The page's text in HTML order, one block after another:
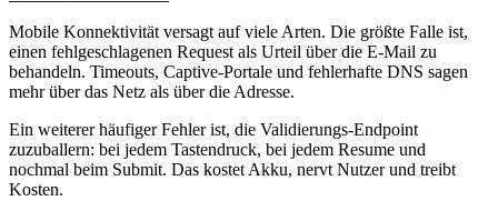
Mobile Konnektivität versagt auf viele Arten. Die größte Falle ist,
einen fehlgeschlagenen Request als Urteil über die E‑Mail zu
behandeln. Timeouts, Captive‑Portale und fehlerhafte DNS sagen
mehr über das Netz als über die Adresse.
Ein weiterer häufiger Fehler ist, die Validierungs‑Endpoint
zuzuballern: bei jedem Tastendruck, bei jedem Resume und
nochmal beim Submit. Das kostet Akku, nervt Nutzer und treibt
Kosten.